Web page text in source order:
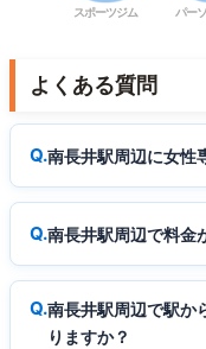
スポーツジム パー
よくある質問
南長井駅周辺に女性
南長井駅周辺で料金
南長井駅周辺で駅か
りますか？